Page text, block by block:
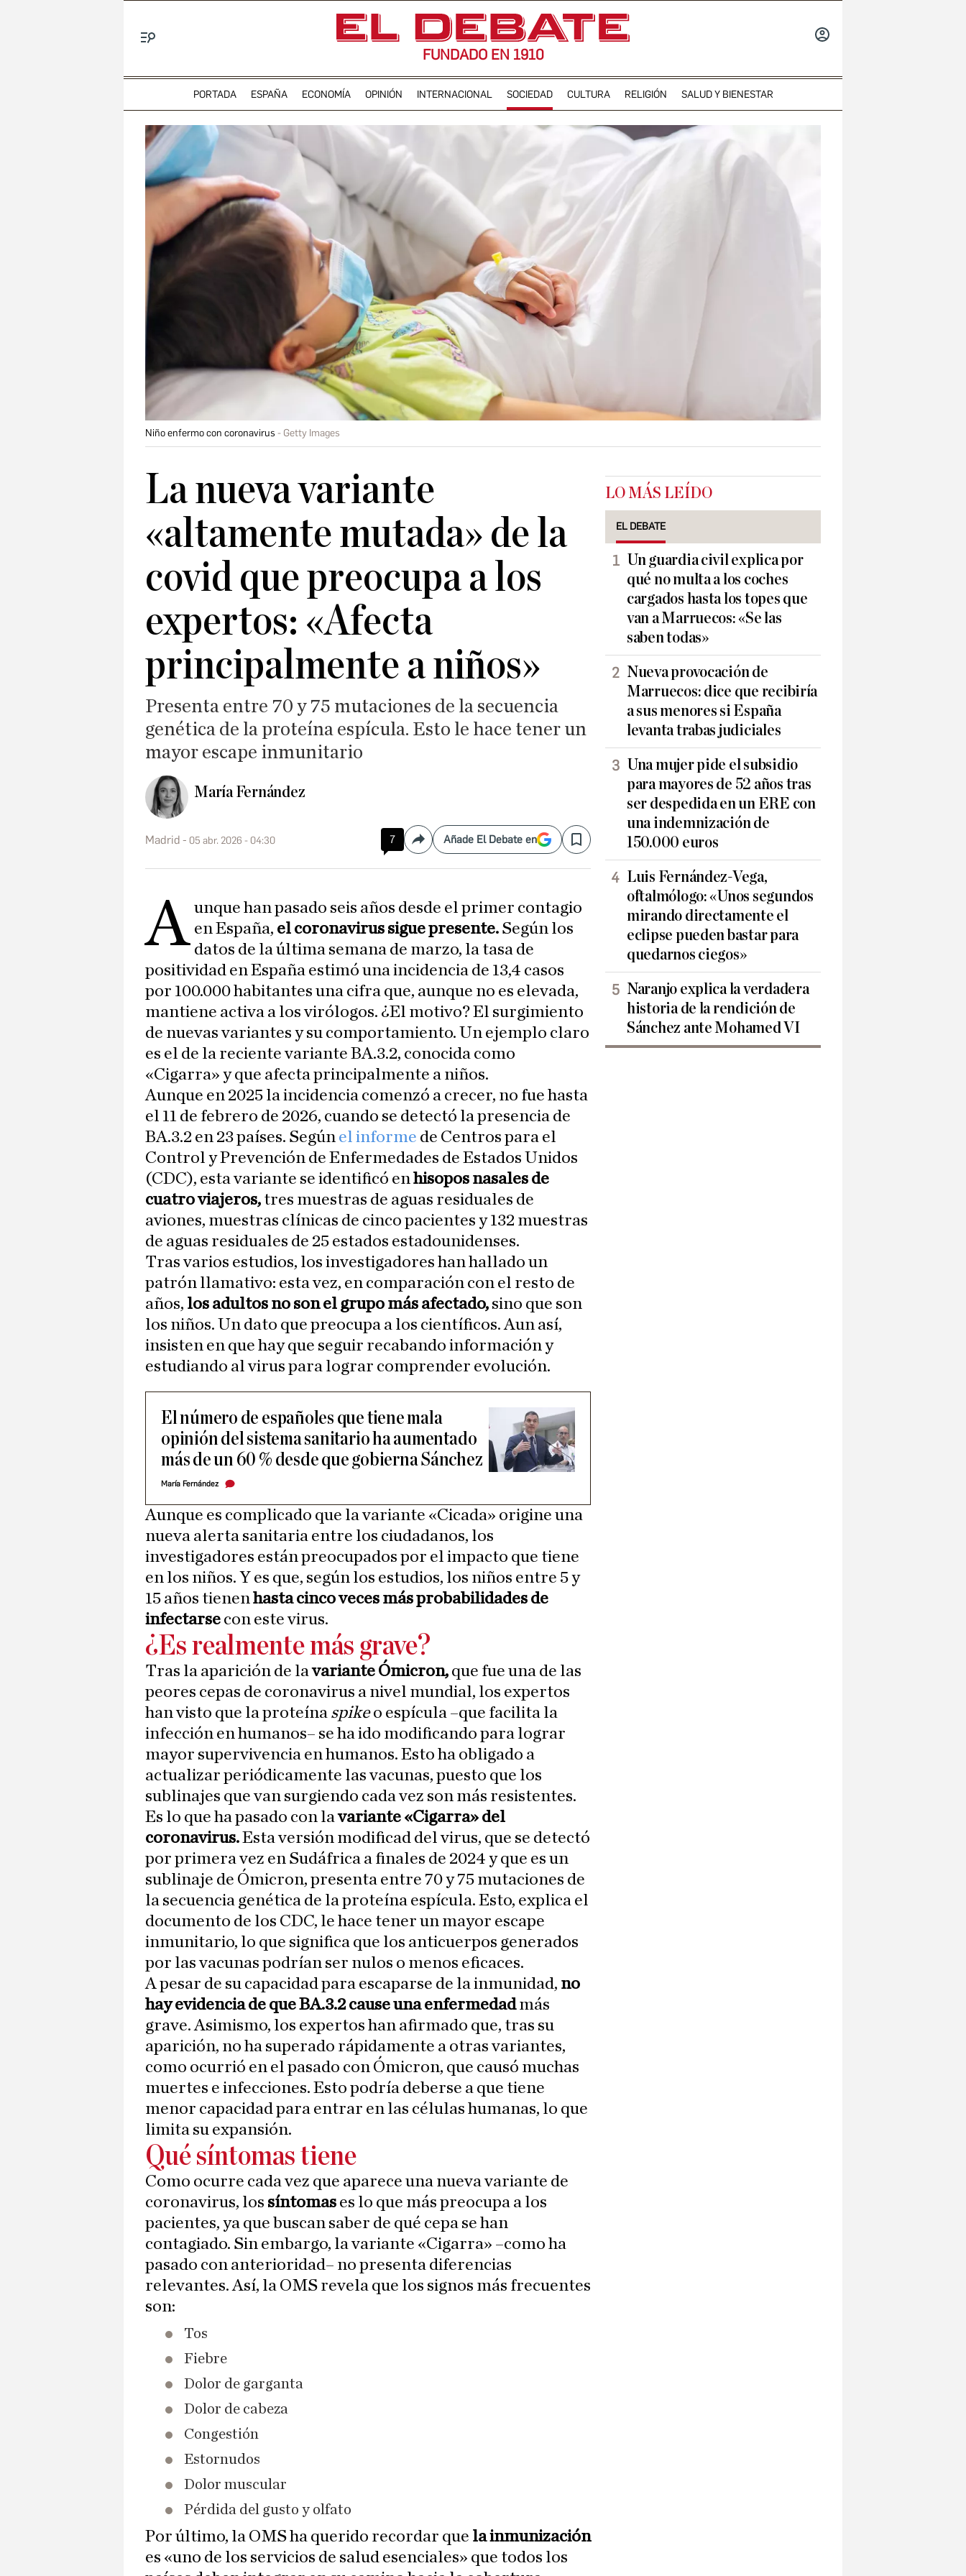
FUNDADO EN 1910
PORTADA ESPAÑA ECONOMÍA OPINIÓN INTERNACIONAL SOCIEDAD CULTURA RELIGIÓN SALUD Y BIENESTAR
Niño enfermo con coronavirus Getty Images
La nueva variante
«altamente mutada» de la
covid que preocupa a los
expertos: «Afecta
principalmente a niños»
Presenta entre 70 y 75 mutaciones de la secuencia
genética de la proteína espícula. Esto le hace tener un
mayor escape inmunitario
María Fernández
Madrid 05 abr. 2026 - 04:30 7 CompartirAñade El Debate en Save
A unque han pasado seis años desde el primer contagio
en España, el coronavirus sigue presente. Según los
datos de la última semana de marzo, la tasa de
positividad en España estimó una incidencia de 13,4 casos
por 100.000 habitantes una cifra que, aunque no es elevada,
mantiene activa a los virólogos. ¿El motivo? El surgimiento
de nuevas variantes y su comportamiento. Un ejemplo claro
es el de la reciente variante BA.3.2, conocida como
«Cigarra» y que afecta principalmente a niños.
Aunque en 2025 la incidencia comenzó a crecer, no fue hasta
el 11 de febrero de 2026, cuando se detectó la presencia de
BA.3.2 en 23 países. Según el informe de Centros para el
Control y Prevención de Enfermedades de Estados Unidos
(CDC), esta variante se identificó enhisopos nasales de
cuatro viajeros, tres muestras de aguas residuales de
aviones, muestras clínicas de cinco pacientes y 132 muestras
de aguas residuales de 25 estados estadounidenses.
Tras varios estudios, los investigadores han hallado un
patrón llamativo: esta vez, en comparación con el resto de
años, los adultos no son el grupo más afectado, sino que son
los niños. Un dato que preocupa a los científicos. Aun así,
insisten en que hay que seguir recabando información y
estudiando al virus para lograr comprender evolución.
El número de españoles que tiene mala
opinión del sistema sanitario ha aumentado
más de un 60 % desde que gobierna Sánchez
María Fernández
Aunque es complicado que la variante «Cicada» origine una
nueva alerta sanitaria entre los ciudadanos, los
investigadores están preocupados por el impacto que tiene
en los niños. Y es que, según los estudios, los niños entre 5 y
15 años tienenhasta cinco veces más probabilidades de
infectarse con este virus.
¿Es realmente más grave?
Tras la aparición de lavariante Ómicron, que fue una de las
peores cepas de coronavirus a nivel mundial, los expertos
han visto que la proteína spikeo espícula –que facilita la
infección en humanos– se ha ido modificando para lograr
mayor supervivencia en humanos. Esto ha obligado a
actualizar periódicamente las vacunas, puesto que los
sublinajes que van surgiendo cada vez son más resistentes.
Es lo que ha pasado con lavariante «Cigarra» del
coronavirus.Esta versión modificad del virus, que se detectó
por primera vez en Sudáfrica a finales de 2024 y que es un
sublinaje de Ómicron, presenta entre 70 y 75 mutaciones de
la secuencia genética de la proteína espícula. Esto, explica el
documento de los CDC, le hace tener un mayor escape
inmunitario, lo que significa que los anticuerpos generados
por las vacunas podrían ser nulos o menos eficaces.
A pesar de su capacidad para escaparse de la inmunidad, no
hay evidencia de que BA.3.2 cause una enfermedadmás
grave. Asimismo, los expertos han afirmado que, tras su
aparición, no ha superado rápidamente a otras variantes,
como ocurrió en el pasado con Ómicron, que causó muchas
muertes e infecciones. Esto podría deberse a que tiene
menor capacidad para entrar en las células humanas, lo que
limita su expansión.
Qué síntomas tiene
Como ocurre cada vez que aparece una nueva variante de
coronavirus, los síntomas es lo que más preocupa a los
pacientes, ya que buscan saber de qué cepa se han
contagiado. Sin embargo, la variante «Cigarra» –como ha
pasado con anterioridad– no presenta diferencias
relevantes. Así, la OMS revela que los signos más frecuentes
son:
Tos
Fiebre
Dolor de garganta
Dolor de cabeza
Congestión
Estornudos
Dolor muscular
Pérdida del gusto y olfato
Por último, la OMS ha querido recordar que la inmunización
es «uno de los servicios de salud esenciales» que todos los
LO MÁS LEÍDO
EL DEBATE
Un guardia civil explica por
qué no multa a los coches
cargados hasta los topes que
van a Marruecos: «Se las
saben todas»
Nueva provocación de
Marruecos: dice que recibiría
a sus menores si España
levanta trabas judiciales
Una mujer pide el subsidio
para mayores de 52 años tras
ser despedida en un ERE con
una indemnización de
150.000 euros
Luis Fernández-Vega,
oftalmólogo: «Unos segundos
mirando directamente el
eclipse pueden bastar para
quedarnos ciegos»
Naranjo explica la verdadera
historia de la rendición de
Sánchez ante Mohamed VI